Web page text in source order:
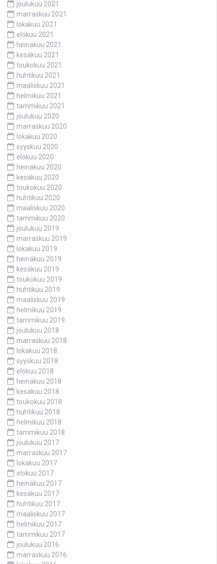
joulukuu 2021
marraskuu 2021
lokakuu 2021
elokuu 2021
heinäkuu 2021
kesäkuu 2021
toukokuu 2021
huhtikuu 2021
maaliskuu 2021
helmikuu 2021
tammikuu 2021
joulukuu 2020
marraskuu 2020
lokakuu 2020
syyskuu 2020
elokuu 2020
heinäkuu 2020
kesäkuu 2020
toukokuu 2020
huhtikuu 2020
maaliskuu 2020
tammikuu 2020
joulukuu 2019
marraskuu 2019
lokakuu 2019
heinäkuu 2019
kesäkuu 2019
toukokuu 2019
huhtikuu 2019
maaliskuu 2019
helmikuu 2019
tammikuu 2019
joulukuu 2018
marraskuu 2018
lokakuu 2018
syyskuu 2018
elokuu 2018
heinäkuu 2018
kesäkuu 2018
toukokuu 2018
huhtikuu 2018
helmikuu 2018
tammikuu 2018
joulukuu 2017
marraskuu 2017
lokakuu 2017
elokuu 2017
heinäkuu 2017
kesäkuu 2017
huhtikuu 2017
maaliskuu 2017
helmikuu 2017
tammikuu 2017
joulukuu 2016
marraskuu 2016